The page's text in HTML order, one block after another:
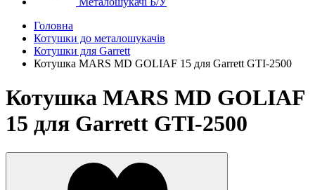
Головна
Котушки до металошукачів
Котушки для Garrett
Котушка MARS MD GOLIAF 15 для Garrett GTI-2500
Котушка MARS MD GOLIAF
15 для Garrett GTI-2500